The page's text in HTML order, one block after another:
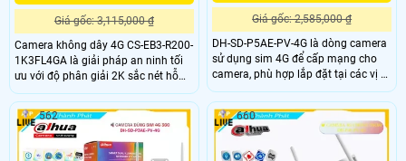
Giá gốc: 3,115,000 ₫
Camera không dây 4G CS-EB3-R200-
1K3FL4GA là giải pháp an ninh tối
ưu với độ phân giải 2K sắc nét hỗ
trợ nhận diện người và phương tiện
chính xác. Camera nổi bật với khả
năng đàm thoại hai chiều lưu trữ thẻ
nhớ đến 512GB và tích hợp pin sạc
cùng chuẩn IP65 chống bụi nước,
Giá gốc: 2,585,000 ₫
DH-SD-P5AE-PV-4G là dòng camera
sử dụng sim 4G để cấp mạng cho
camera, phù hợp lắp đặt tại các vị trí
đặc thù không có internet, trang bị
ống kính 5.0MP, có thể nhìn có màu
vào ban đêm, trang bị micro và loa
giúp đàm thoại 2 chiều, có nhiều
tính năng AI được trang bị
562 660